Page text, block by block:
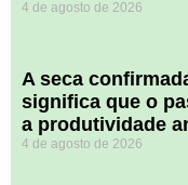
4 de agosto de 2026
A seca
significa que o
a produtividade
4 de agosto de 2026